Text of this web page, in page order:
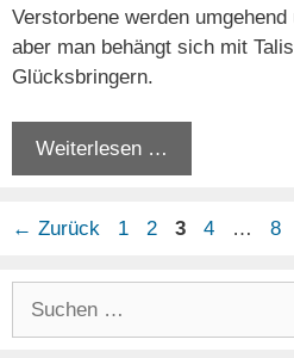
Verstorbene werden
aber man behängt sich mit
Glücksbringern.
Weiterlesen …
← Zurück Seite
1 Seite
2 Seite
3 Seite
4 … 8